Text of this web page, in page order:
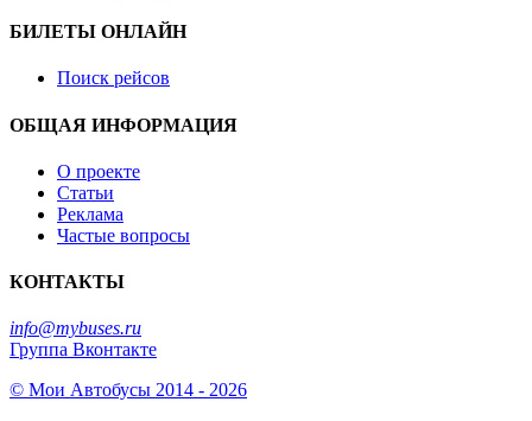
БИЛЕТЫ ОНЛАЙН
Поиск рейсов
ОБЩАЯ ИНФОРМАЦИЯ
О проекте
Статьи
Реклама
Частые вопросы
КОНТАКТЫ
info@mybuses.ru
Группа Вконтакте
© Мои Автобусы 2014 - 2026